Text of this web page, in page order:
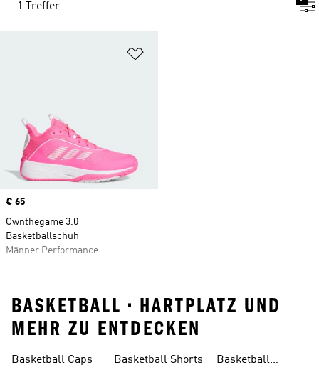
1 Treffer
Price
€ 65
Ownthegame 3.0
Basketballschuh
Männer Performance
BASKETBALL • HARTPLATZ UND
MEHR ZU ENTDECKEN
Basketball Caps Basketball Shorts
Basketball